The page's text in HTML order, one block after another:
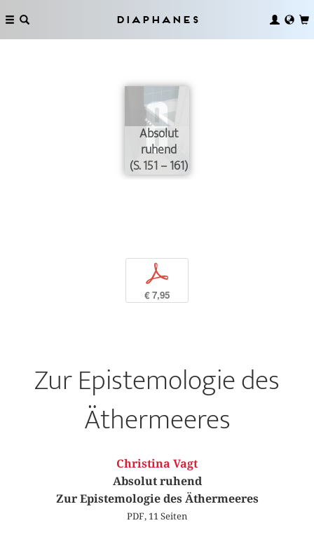
Diaphanes
Absolut
ruhend
(S. 151 – 161)
p
€ 7,95
Zur Epistemologie des
Äthermeeres
Christina Vagt
Absolut ruhend
Zur Epistemologie des Äthermeeres
PDF, 11 Seiten